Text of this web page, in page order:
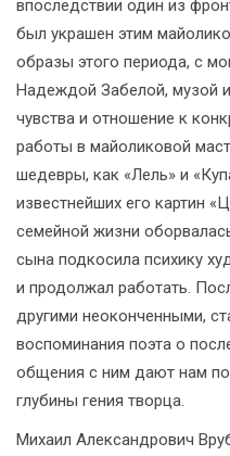
впоследствии один из
был украшен этим
образы этого периода, с
Надеждой Забелой, музой
чувства и отношение к
работы в майоликовой
шедевры, как «Лель» и
известнейших его картин
семейной жизни
сына подкосила психику
и продолжал работать.
другими неоконченными,
воспоминания поэта о
общения с ним дают нам
глубины гения творца.
Михаил Александрович